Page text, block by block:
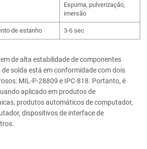
Espuma, pulverização,
imersão
de estanho 3-6 sec
de alta estabilidade de componentes
solda está em conformidade com dois
MIL-P-28809 e IPC-818. Portanto, é
aplicado em produtos de
produtos automáticos de computador,
dispositivos de interface de